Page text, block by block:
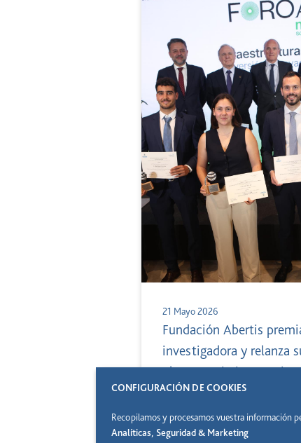
Fundación Abertis
investigadora y relanza
observatorio
21 Mayo 2026
CONFIGURACIÓN DE COOKIES
Recopilamos y procesamos vuestra información
Analíticas, Seguridad & Marketing